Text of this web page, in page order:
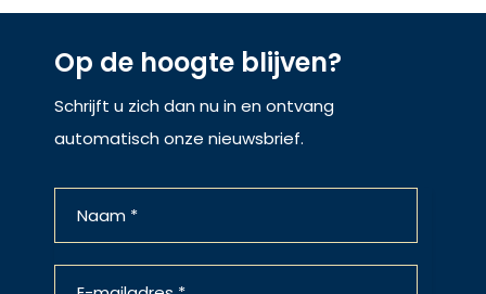
Op de hoogte blijven?
Schrijft u zich dan nu in en ontvang
automatisch onze nieuwsbrief.